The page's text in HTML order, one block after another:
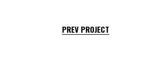
PREV PROJECT